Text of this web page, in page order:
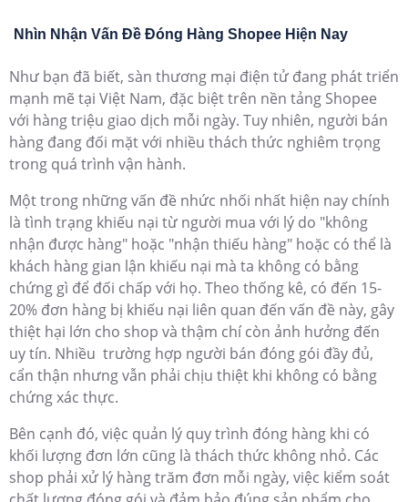
Nhìn Nhận Vấn Đề Đóng Hàng Shopee Hiện Nay
Như bạn đã biết, sàn thương mại điện tử đang phát triển
mạnh mẽ tại Việt Nam, đặc biệt trên nền tảng Shopee
với hàng triệu giao dịch mỗi ngày. Tuy nhiên, người bán
hàng đang đối mặt với nhiều thách thức nghiêm trọng
trong quá trình vận hành.
Một trong những vấn đề nhức nhối nhất hiện nay chính
là tình trạng khiếu nại từ người mua với lý do "không
nhận được hàng" hoặc "nhận thiếu hàng" hoặc có thể là
khách hàng gian lận khiếu nại mà ta không có bằng
chứng gì để đối chấp với họ. Theo thống kê, có đến 15-
20% đơn hàng bị khiếu nại liên quan đến vấn đề này, gây
thiệt hại lớn cho shop và thậm chí còn ảnh hưởng đến
uy tín. Nhiều trường hợp người bán đóng gói đầy đủ,
cẩn thận nhưng vẫn phải chịu thiệt khi không có bằng
chứng xác thực.
Bên cạnh đó, việc quản lý quy trình đóng hàng khi có
khối lượng đơn lớn cũng là thách thức không nhỏ. Các
shop phải xử lý hàng trăm đơn mỗi ngày, việc kiểm soát